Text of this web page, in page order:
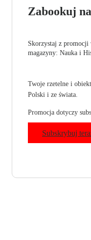
Zabookuj
Skorzystaj z promocji
magazyny: Nauka i
Twoje rzetelne i
Polski i ze świata.
Promocja dotyczy
Subskrybuj